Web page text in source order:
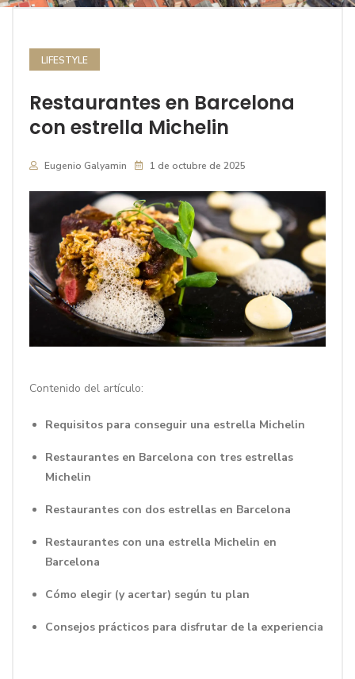
LIFESTYLE
Restaurantes en Barcelona
con estrella Michelin
Eugenio Galyamin 1 de octubre de 2025
Contenido del artículo:
Requisitos para conseguir una estrella Michelin
Restaurantes en Barcelona con tres estrellas
Michelin
Restaurantes con dos estrellas en Barcelona
Restaurantes con una estrella Michelin en
Barcelona
Cómo elegir (y acertar) según tu plan
Consejos prácticos para disfrutar de la experiencia